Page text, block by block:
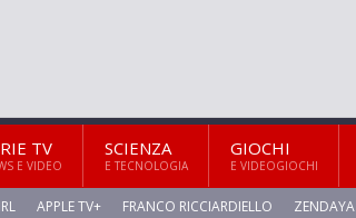
TV
E VIDEO
SCIENZA
E TECNOLOGIA
GIOCHI
E VIDEOGIOCHI
APPLE TV+ FRANCO RICCIARDIELLO ZENDAYA